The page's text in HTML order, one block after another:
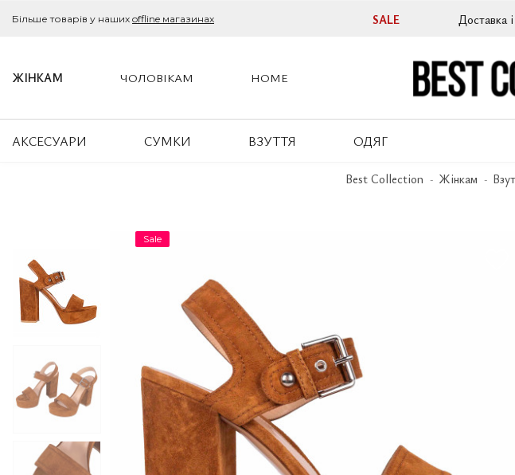
Більше товарів у наших offline магазинах SALE Доставка
ЖІНКАМ
АКСЕСУАРИ СУМКИ ВЗУТТЯ ОДЯГ
ЧОЛОВІКАМ HOME
Best Collection Жінкам
Sale